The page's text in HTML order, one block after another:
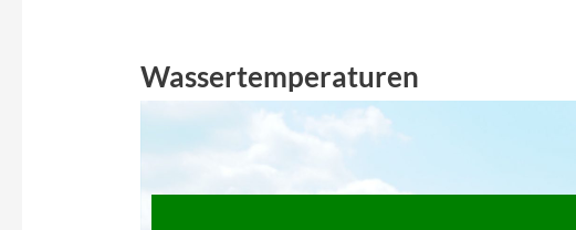
Wassertemperaturen